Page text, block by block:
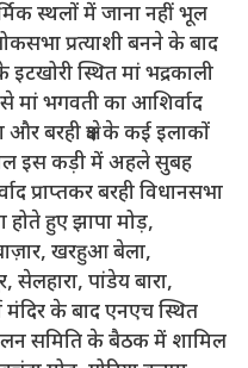
स्थलों में जाना नहीं भूल
प्रत्याशी बनने के बाद
स्थित मां भद्रकाली
मां भगवती का आशिर्वाद
और बरही क्षेत्र के कई इलाकों
इस कड़ी में अहले सुबह
प्राप्तकर बरही विधानसभा
होते हुए झापा मोड़,
खरहुआ बेला,
सेलहारा, पांडेय बारा,
मंदिर के बाद एनएच स्थित
समिति के बैठक में शामिल